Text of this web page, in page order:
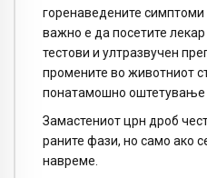
горенаведените
важно е да посетите
тестови и ултразвучен
промените во животниот
понатамошно оштетување
Замастениот црн дроб
раните фази, но само ако
навреме.